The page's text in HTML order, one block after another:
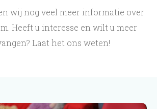
wij nog veel meer informatie over
Heeft u interesse en wilt u meer
Laat het ons weten!